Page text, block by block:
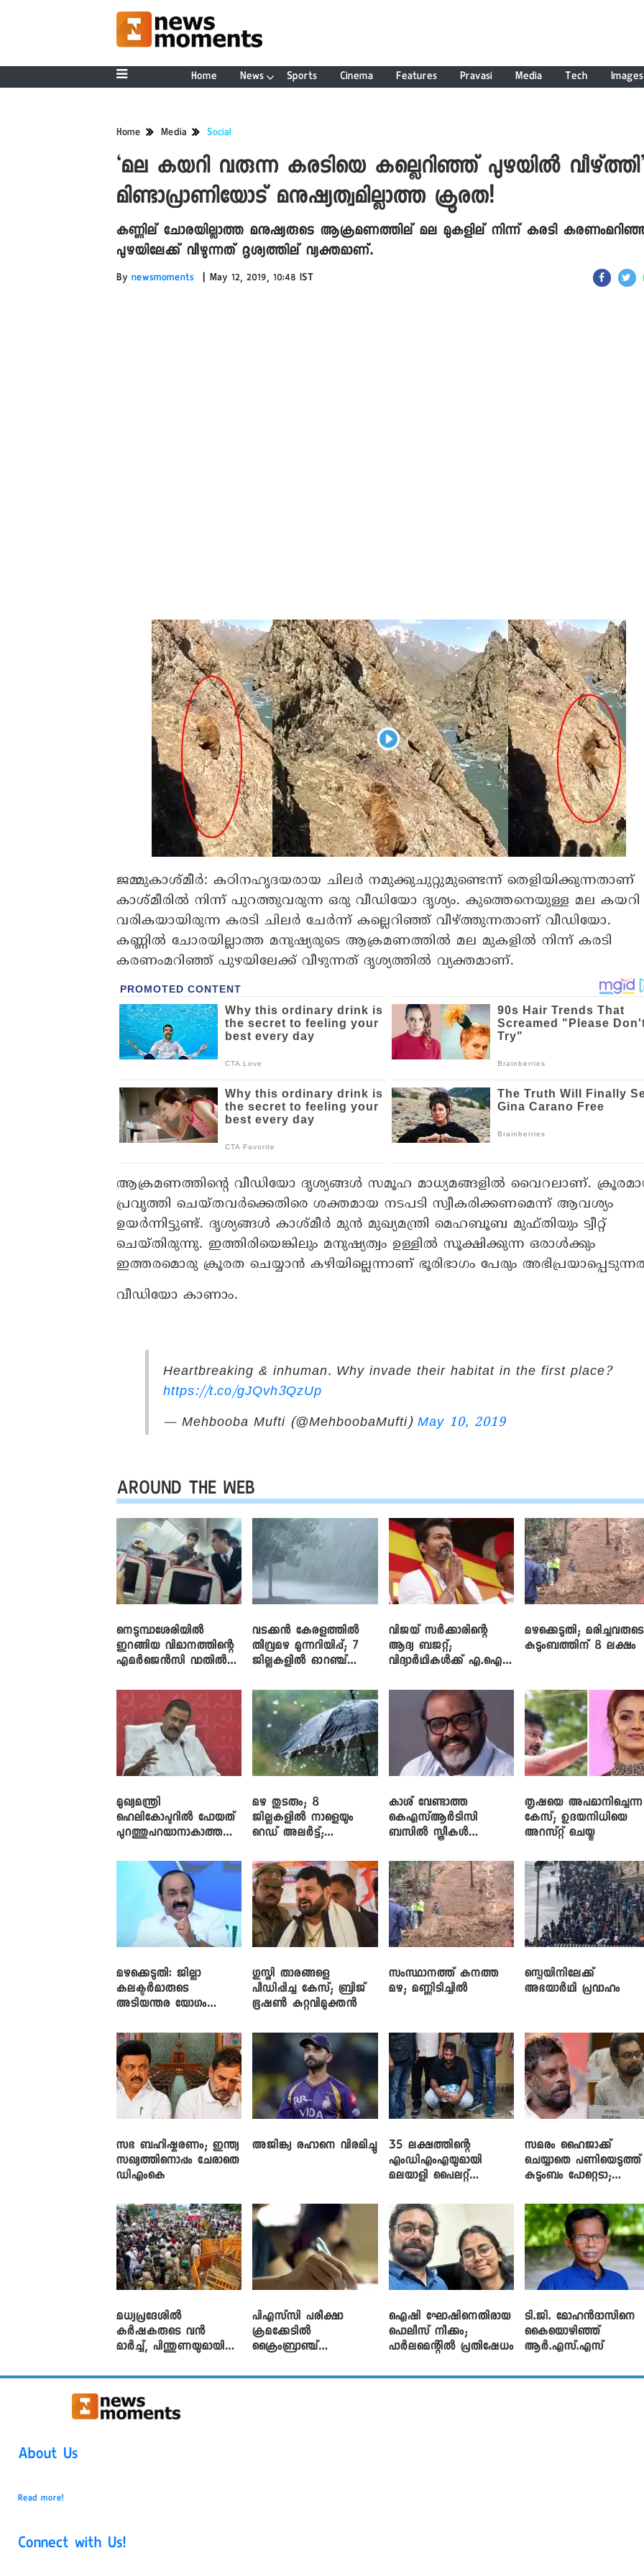
Home News Sports Cinema Features Pravasi Media Tech Images
Home Media Social
‘മല കയറി വരുന്ന കരടിയെ കല്ലെറിഞ്ഞ് പുഴയില്‍
മിണ്ടാപ്രാണിയോട് മനുഷ്യത്വമില്ലാത്ത ക്രൂരത!
കണ്ണില് ചോരയില്ലാത്ത മനുഷ്യരുടെ ആക്രമണത്തില് മല മുകളില് നിന്ന് കരടി
പുഴയിലേക്ക് വീഴുന്നത് ദൃശ്യത്തില് വ്യക്തമാണ്.
By newsmoments | May 12, 2019, 10:48 IST
ജമ്മുകാശ്മീര്‍: കഠിനഹൃദയരായ ചിലര്‍ നമുക്കുചുറ്റുമുണ്ടെന്ന് തെളിയിക്കുന്നതാണ്
കാശ്മീരില്‍ നിന്ന് പുറത്തുവരുന്ന ഒരു വീഡിയോ ദൃശ്യം. കുത്തെനെയുള്ള മല കയറി
വരികയായിരുന്ന കരടി ചിലര്‍ ചേര്‍ന്ന് കല്ലെറിഞ്ഞ് വീഴ്ത്തുന്നതാണ് വീഡിയോ.
കണ്ണില്‍ ചോരയില്ലാത്ത മനുഷ്യരുടെ ആക്രമണത്തില്‍ മല മുകളില്‍ നിന്ന് കരടി
കരണംമറിഞ്ഞ് പുഴയിലേക്ക് വീഴുന്നത് ദൃശ്യത്തില്‍ വ്യക്തമാണ്.
ആക്രമണത്തിന്റെ വീഡിയോ ദൃശ്യങ്ങള്‍ സമൂഹ മാധ്യമങ്ങളില്‍ വൈറലാണ്.
പ്രവൃത്തി ചെയ്തവര്‍ക്കെതിരെ ശക്തമായ നടപടി സ്വീകരിക്കണമെന്ന് ആവശ്യം
ഉയര്‍ന്നിട്ടുണ്ട്. ദൃശ്യങ്ങള്‍ കാശ്മീര്‍ മുന്‍ മുഖ്യമന്ത്രി മെഹബൂബ മുഫ്തിയും ട്വീറ്റ്
ചെയ്തിരുന്നു. ഇത്തിരിയെങ്കിലും മനുഷ്യത്വം ഉള്ളില്‍ സൂക്ഷിക്കുന്ന ഒരാള്‍ക്കും
ഇത്തരമൊരു ക്രൂരത ചെയ്യാന്‍ കഴിയില്ലെന്നാണ് ഭൂരിഭാഗം പേരും
വീഡിയോ കാണാം.
Heartbreaking & inhuman. Why invade their habitat in the first place?
https://t.co/gJQvh3QzUp
— Mehbooba Mufti (@MehboobaMufti) May 10, 2019
AROUND THE WEB
നെടുമ്പാശേരിയിൽ
ഇറങ്ങിയ വിമാനത്തിന്റെ
എമർജെൻസി വാതിൽ
വടക്കൻ കേരളത്തിൽ
തീവ്രമഴ മുന്നറിയിപ്പ്; 7
ജില്ലകളിൽ ഓറഞ്ച്
വിജയ് സർക്കാരിന്റെ
ആദ്യ ബജറ്റ്;
വിദ്യാർഥികൾക്ക് എ.ഐ
ലാപ്ടോപ്പുകളും
മഴക്കെടുതി; മരിച്ചവരുടെ
കുടുംബത്തിന് 8 ലക്ഷം
മുഖ്യമന്ത്രി
ഹെലികോപ്ടറിൽ പോയത്
പുറത്തുപറയാനാകാത്ത
ഗോവിന്ദൻ
മഴ തുടരും; 8
ജില്ലകളിൽ നാളെയും
റെഡ് അലർട്ട്;
അലർട്ട്
കാശ് വേണ്ടാത്ത
കെഎസ്ആർടിസി
ബസിൽ സ്ത്രീകൾ
ജോൺ
തൃഷയെ അപമാനിച്ചെന്ന
കേസ്; ഉദയനിധിയെ
അറസ്റ്റ് ചെയ്തു
മഴക്കെടുതി: ജില്ലാ
കലക്ടർമാരുടെ
അടിയന്തര യോഗം
​ഗുസ്തി താരങ്ങളെ
പീഡിപ്പിച്ച കേസ്; ബ്രിജ്
ഭൂഷൺ കുറ്റവിമുക്തൻ
സംസ്ഥാനത്ത് കനത്ത
മഴ; മണ്ണിടിച്ചിൽ
സ്പെയിനിലേക്ക്
അഭയാർഥി പ്രവാഹം
സഭ ബഹിഷ്കരണം; ഇന്ത്യ
സഖ്യത്തിനൊപ്പം ചേരാതെ
ഡിഎംകെ
അജിങ്ക്യ രഹാനെ വിരമിച്ചു
35 ലക്ഷത്തിന്റെ
എംഡിഎംഎയുമായി
മലയാളി പൈലറ്റ്
സമരം ഹൈജാക്ക്
ചെയ്യാതെ പണിയെടുത്ത്
കുടുംബം പോറ്റെടാ;
വിനായകൻ
മധ്യപ്രദേശിൽ
കർഷകരുടെ വൻ
മാർച്ച്, പിന്തുണയുമായി
പിഎസ്‌സി പരീക്ഷാ
ക്രമക്കേ‌ടിൽ
ക്രൈംബ്രാഞ്ച്
ഐഷി ഘോഷിനെതിരായ
പൊലീസ് നീക്കം;
പാര്‍ലമെന്റിൽ പ്രതിഷേധം
ടി.ജി. മോഹൻദാസിനെ
കൈയൊഴിഞ്ഞ്
ആർ.എസ്.എസ്
About Us
Read more!
Connect with Us!